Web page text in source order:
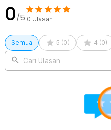
0/5 0 Ulasan
Semua 5 (0) 4 (0)
Cari Ulasan